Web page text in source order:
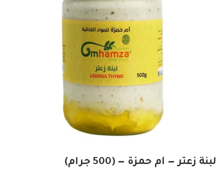
لبنة زعتر — أم حمزة — (500 جرام)